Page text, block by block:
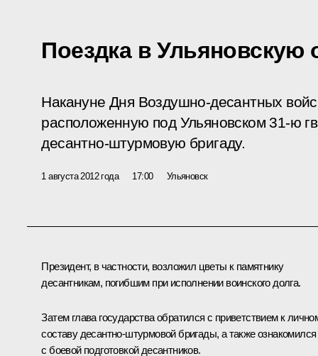
Поездка в Ульяновскую
Накануне Дня Воздушно-десантных
расположенную под Ульяновском 31-ю
десантно-штурмовую бригаду.
1 августа 2012 года 17:00 Ульяновск
Президент, в частности, возложил цветы к памятнику
десантникам, погибшим при исполнении воинского долга.
Затем глава государства обратился с приветствием к
составу десантно-штурмовой бригады, а также ознакомился
с боевой подготовкой десантников.